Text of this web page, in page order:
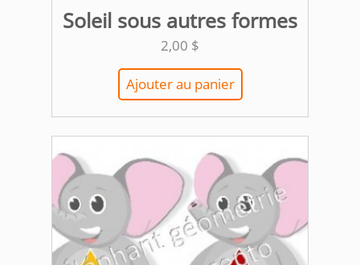
Soleil sous autres formes
2,00 $
Ajouter au panier